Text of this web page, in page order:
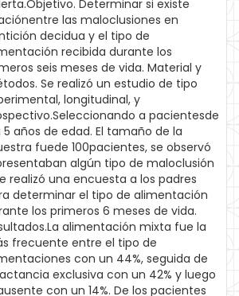
Determinar si existe
las maloclusiones en
decidua y el tipo de
recibida durante los
seis meses de vida. Material y
Se realizó un estudio de tipo
longitudinal, y
a pacientesde
5 años de edad. El tamaño de la
fuede 100pacientes, se observó
algún tipo de maloclusión
realizó una encuesta a los padres
determinar el tipo de alimentación
los primeros 6 meses de vida.
alimentación mixta fue la
frecuente entre el tipo de
con un 44%, seguida de
exclusiva con un 42% y luego
con un 14%. De los pacientes